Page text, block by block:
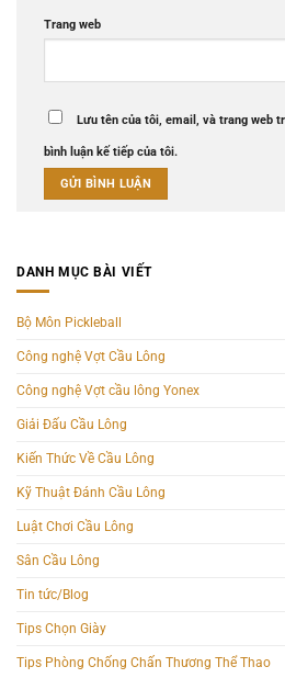
Trang web
Lưu tên của tôi, email, và trang web
bình luận kế tiếp của tôi.
DANH MỤC BÀI VIẾT
Bộ Môn Pickleball
Công nghệ Vợt Cầu Lông
Công nghệ Vợt cầu lông Yonex
Giải Đấu Cầu Lông
Kiến Thức Về Cầu Lông
Kỹ Thuật Đánh Cầu Lông
Luật Chơi Cầu Lông
Sân Cầu Lông
Tin tức/Blog
Tips Chọn Giày
Tips Phòng Chống Chấn Thương Thể Thao